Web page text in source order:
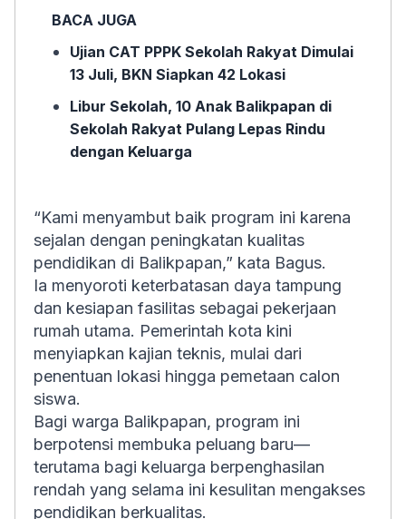
BACA JUGA
Ujian CAT PPPK Sekolah Rakyat Dimulai
13 Juli, BKN Siapkan 42 Lokasi
Libur Sekolah, 10 Anak Balikpapan di
Sekolah Rakyat Pulang Lepas Rindu
dengan Keluarga
“Kami menyambut baik program ini karena
sejalan dengan peningkatan kualitas
pendidikan di Balikpapan,” kata Bagus.
Ia menyoroti keterbatasan daya tampung
dan kesiapan fasilitas sebagai pekerjaan
rumah utama. Pemerintah kota kini
menyiapkan kajian teknis, mulai dari
penentuan lokasi hingga pemetaan calon
siswa.
Bagi warga Balikpapan, program ini
berpotensi membuka peluang baru—
terutama bagi keluarga berpenghasilan
rendah yang selama ini kesulitan mengakses
pendidikan berkualitas.